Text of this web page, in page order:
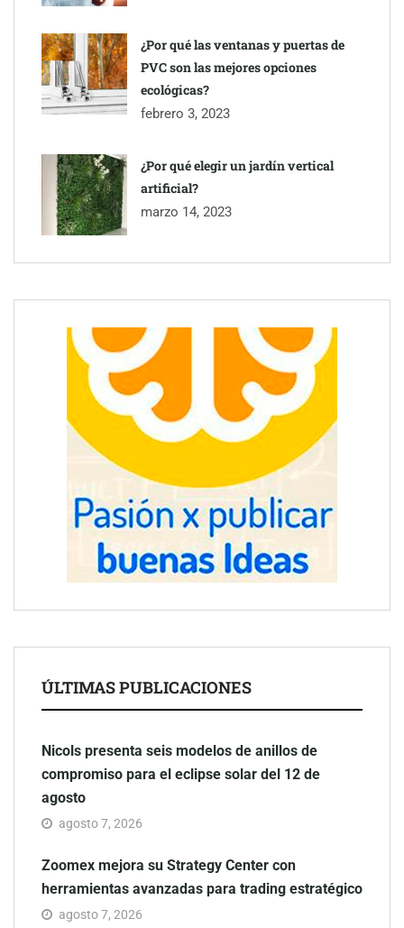
¿Por qué las ventanas y puertas de
PVC son las mejores opciones
ecológicas?
febrero 3, 2023
¿Por qué elegir un jardín vertical
artificial?
marzo 14, 2023
ÚLTIMAS PUBLICACIONES
Nicols presenta seis modelos de anillos de
compromiso para el eclipse solar del 12 de
agosto
agosto 7, 2026
Zoomex mejora su Strategy Center con
herramientas avanzadas para trading estratégico
agosto 7, 2026